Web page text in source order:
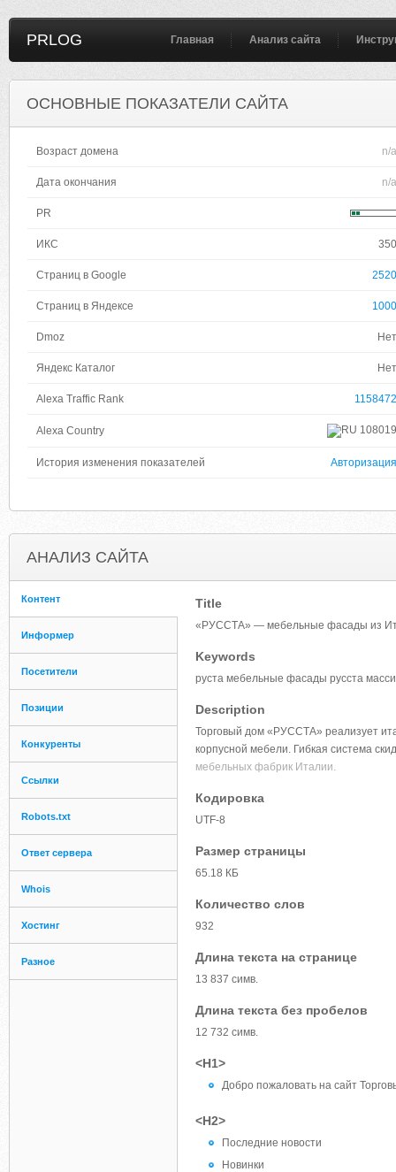
PRLOG Главная Анализ сайта
ОСНОВНЫЕ ПОКАЗАТЕЛИ САЙТА
Возраст домена n/a
Дата окончания n/a
PR
ИКС 350
Страниц в Google 2520
Страниц в Яндексе 1000
Dmoz Нет
Яндекс Каталог Нет
Alexa Traffic Rank 1158472
Alexa Country 108019
История изменения показателей Авторизация
АНАЛИЗ САЙТА
Контент
Информер
Посетители
Позиции
Конкуренты
Ссылки
Robots.txt
Ответ сервера
Whois
Хостинг
Разное
Title
«РУССТА» — мебельные фасады из
Keywords
руста мебельные фасады русста
Description
Торговый дом «РУССТА» реализует
корпусной мебели. Гибкая система
мебельных фабрик Италии.
Кодировка
UTF-8
Размер страницы
65.18 КБ
Количество слов
932
Длина текста на странице
13 837 симв.
Длина текста без пробелов
12 732 симв.
<H1>
Добро пожаловать на сайт
<H2>
Последние новости
Новинки